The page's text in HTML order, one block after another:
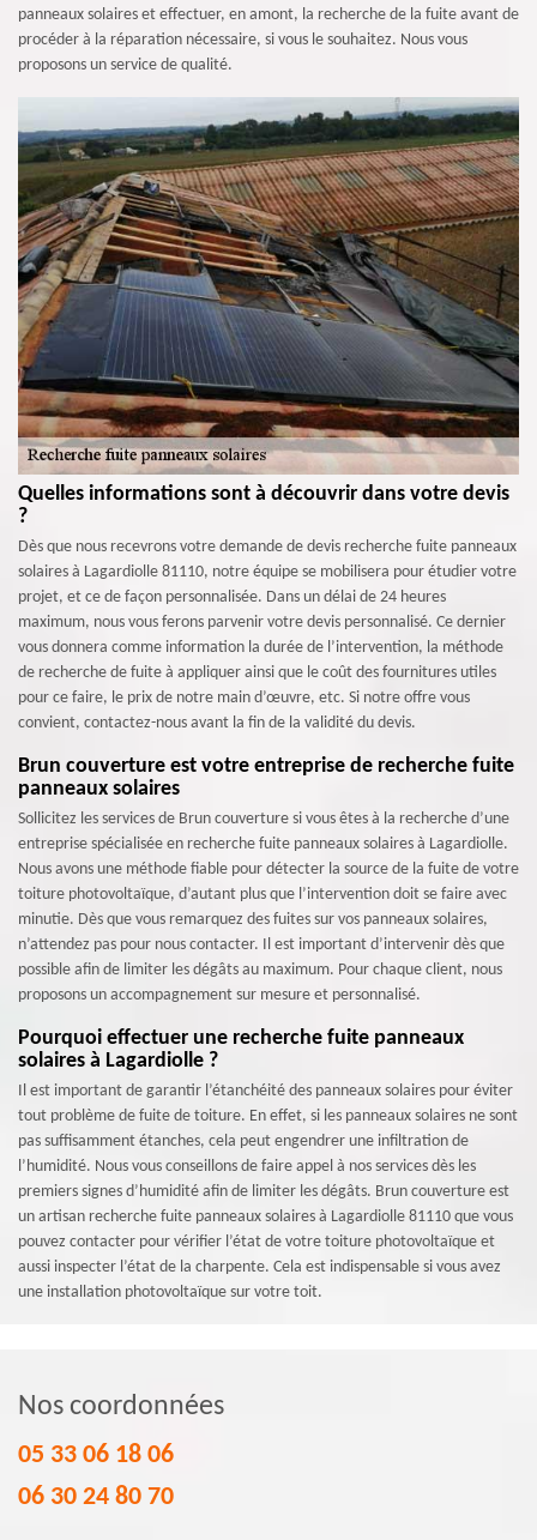
panneaux solaires et effectuer, en amont, la recherche de la fuite avant de
procéder à la réparation nécessaire, si vous le souhaitez. Nous vous
proposons un service de qualité.
Quelles informations sont à découvrir dans votre devis
?
Dès que nous recevrons votre demande de devis recherche fuite panneaux
solaires à Lagardiolle 81110, notre équipe se mobilisera pour étudier votre
projet, et ce de façon personnalisée. Dans un délai de 24 heures
maximum, nous vous ferons parvenir votre devis personnalisé. Ce dernier
vous donnera comme information la durée de l’intervention, la méthode
de recherche de fuite à appliquer ainsi que le coût des fournitures utiles
pour ce faire, le prix de notre main d’œuvre, etc. Si notre offre vous
convient, contactez-nous avant la fin de la validité du devis.
Brun couverture est votre entreprise de recherche fuite
panneaux solaires
Sollicitez les services de Brun couverture si vous êtes à la recherche d’une
entreprise spécialisée en recherche fuite panneaux solaires à Lagardiolle.
Nous avons une méthode fiable pour détecter la source de la fuite de votre
toiture photovoltaïque, d’autant plus que l’intervention doit se faire avec
minutie. Dès que vous remarquez des fuites sur vos panneaux solaires,
n’attendez pas pour nous contacter. Il est important d’intervenir dès que
possible afin de limiter les dégâts au maximum. Pour chaque client, nous
proposons un accompagnement sur mesure et personnalisé.
Pourquoi effectuer une recherche fuite panneaux
solaires à Lagardiolle ?
Il est important de garantir l’étanchéité des panneaux solaires pour éviter
tout problème de fuite de toiture. En effet, si les panneaux solaires ne sont
pas suffisamment étanches, cela peut engendrer une infiltration de
l’humidité. Nous vous conseillons de faire appel à nos services dès les
premiers signes d’humidité afin de limiter les dégâts. Brun couverture est
un artisan recherche fuite panneaux solaires à Lagardiolle 81110 que vous
pouvez contacter pour vérifier l’état de votre toiture photovoltaïque et
aussi inspecter l’état de la charpente. Cela est indispensable si vous avez
une installation photovoltaïque sur votre toit.
Nos coordonnées
05 33 06 18 06
06 30 24 80 70